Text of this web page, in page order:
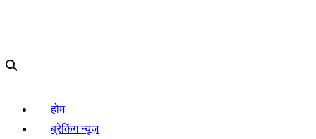
होम
ब्रेकिंग न्यूज़